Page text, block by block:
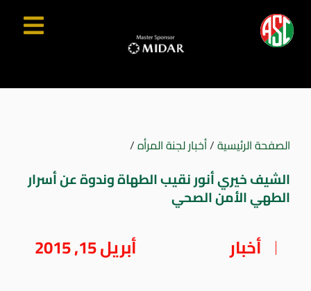
الصفحة الرئيسية/أخبار لجنة المرأه/
الشيف خيري أنور نقيب الطهاة وندوة عن أسرار
الطهي الأمن الصحي
أخبار أبريل 15, 2015